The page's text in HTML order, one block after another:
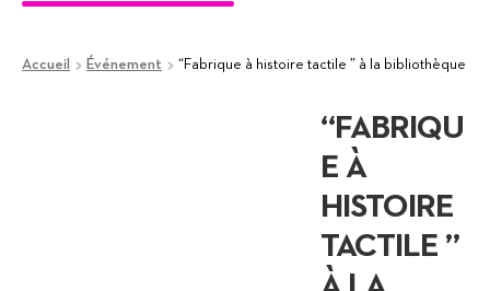
Accueil Événement “Fabrique à histoire tactile ” à la bibliothèque
“FABRIQU
E À
HISTOIRE
TACTILE ”